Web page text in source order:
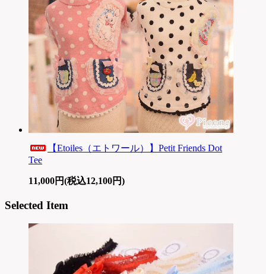
【Etoiles（エトワール）】Petit Friends Dot
Tee
11,000円(税込12,100円)
Selected Item